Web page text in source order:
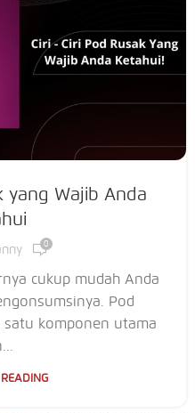
yang Wajib Anda
0
cukup mudah Anda
Pod
komponen utama